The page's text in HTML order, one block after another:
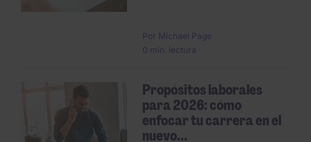
Por Michael Page
0 min. lectura
Propósitos laborales
para 2026: cómo
enfocar tu carrera en el
nuevo...